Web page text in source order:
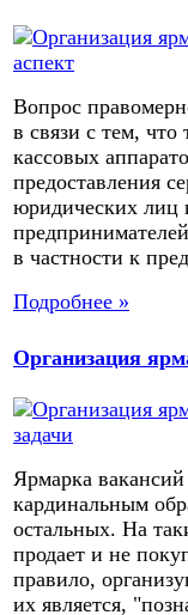
Вопрос
в связи с тем, что
кассовых
предоставления
юридических лиц
в частности к
Подробнее »
Организация
Ярмарка
кардинальным
остальных. На
продает и не
правило,
их является,